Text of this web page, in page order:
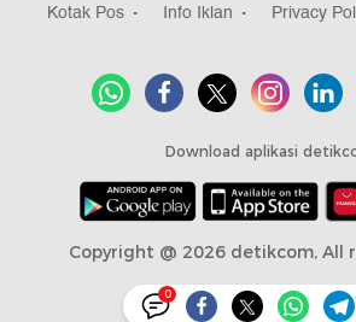
0
Kotak Pos
Info Iklan Privacy
Download aplikasi
Copyright @ 2026 detikcom, All